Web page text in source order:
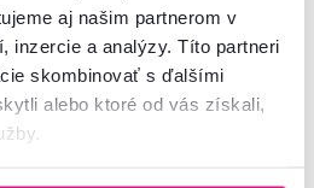
aj našim partnerom v
inzercie a analýzy. Títo partneri
skombinovať s ďalšími
alebo ktoré od vás získali,
náradia
po ruke je nielen otázkou pohodlia, ale i
naberačku alebo nožík, hups a úchytka
a kuchynského náradia KAHONtento